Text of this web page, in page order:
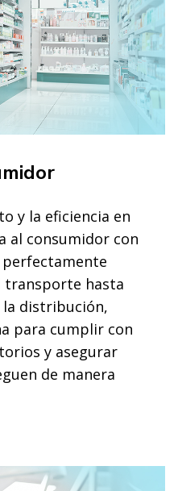
y la eficiencia en
al consumidor con
transporte hasta
la distribución,
para cumplir con
y asegurar
de manera